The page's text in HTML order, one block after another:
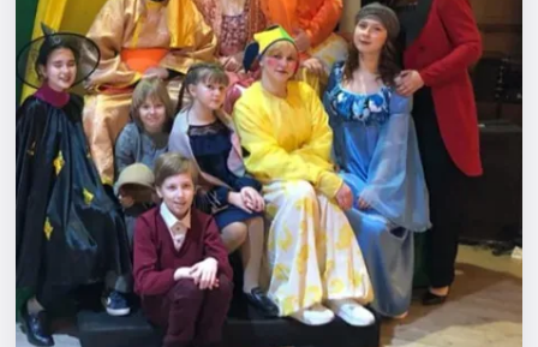
Города
Площадки
Артисты
Рейтинги